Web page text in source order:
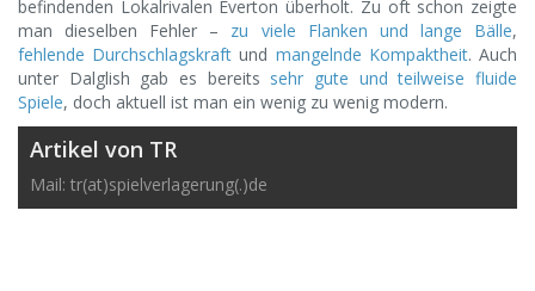
befindenden Lokalrivalen Everton überholt. Zu oft schon zeigte
man dieselben Fehler – zu viele Flanken und lange Bälle,
fehlende Durchschlagskraft und mangelnde Kompaktheit. Auch
unter Dalglish gab es bereits sehr gute und teilweise fluide
Spiele, doch aktuell ist man ein wenig zu wenig modern.
Artikel von TR
Mail: tr(at)spielverlagerung(.)de